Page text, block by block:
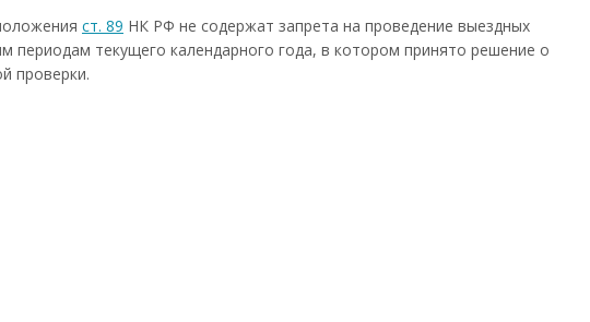
ст. 89 НК РФ не содержат запрета на проведение выездных
периодам текущего календарного года, в котором принято решение о
проверки.